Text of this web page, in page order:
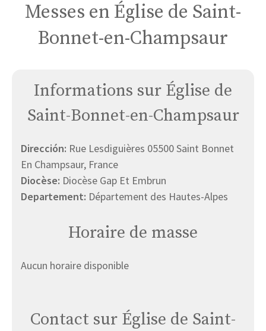
Messes en Église de Saint-
Bonnet-en-Champsaur
Informations sur Église de
Saint-Bonnet-en-Champsaur
Dirección: Rue Lesdiguières 05500 Saint Bonnet
En Champsaur, France
Diocèse: Diocèse Gap Et Embrun
Departement: Département des Hautes-Alpes
Horaire de masse
Aucun horaire disponible
Contact sur Église de Saint-